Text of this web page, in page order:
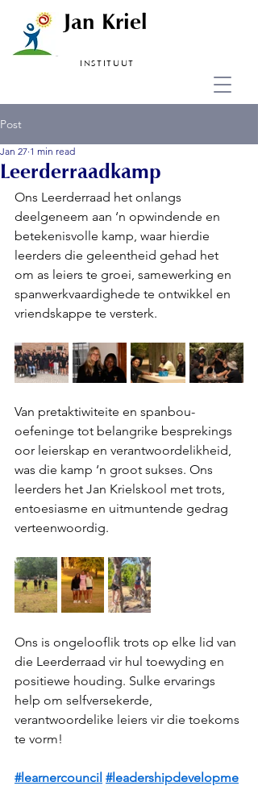
Jan Kriel
INSTITUUT
Post
Leerderraadkamp
Jan 27 1 min read
Ons Leerderraad het onlangs
deelgeneem aan ‘n opwindende en
betekenisvolle kamp, waar hierdie
leerders die geleentheid gehad het
om as leiers te groei, samewerking en
spanwerkvaardighede te ontwikkel en
vriendskappe te versterk.
Van pretaktiwiteite en spanbou-
oefeninge tot belangrike besprekings
oor leierskap en verantwoordelikheid,
was die kamp ‘n groot sukses. Ons
leerders het Jan Krielskool met trots,
entoesiasme en uitmuntende gedrag
verteenwoordig.
Ons is ongelooflik trots op elke lid van
die Leerderraad vir hul toewyding en
positiewe houding. Sulke ervarings
help om selfversekerde,
verantwoordelike leiers vir die toekoms
te vorm!
#learnercouncil #leadershipdevelopme